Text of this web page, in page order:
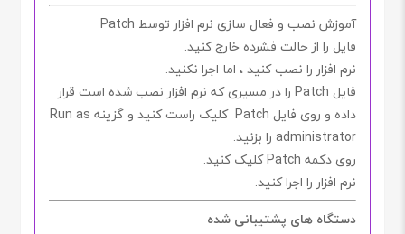
آموزش نصب و فعال سازی نرم افزار توسط
فایل را از حالت فشرده خارج کنید.
نرم افزار را نصب کنید ، اما اجرا نکنید.
فایل Patch را در مسیری که نرم افزار نصب شده است قرار
داده و روی فایل Patch کلیک راست کنید و گزینه Run as
administrator را بزنید.
روی دکمه Patchکلیک کنید.
نرم افزار را اجرا کنید.
دستگاه های پشتیبانی شده